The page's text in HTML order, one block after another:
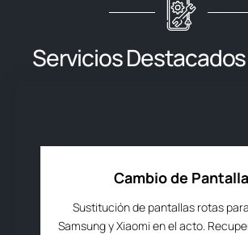
Servicios
Cambio de Pantalla
Sustitución de pantallas rotas
Samsung y Xiaomi en el acto.